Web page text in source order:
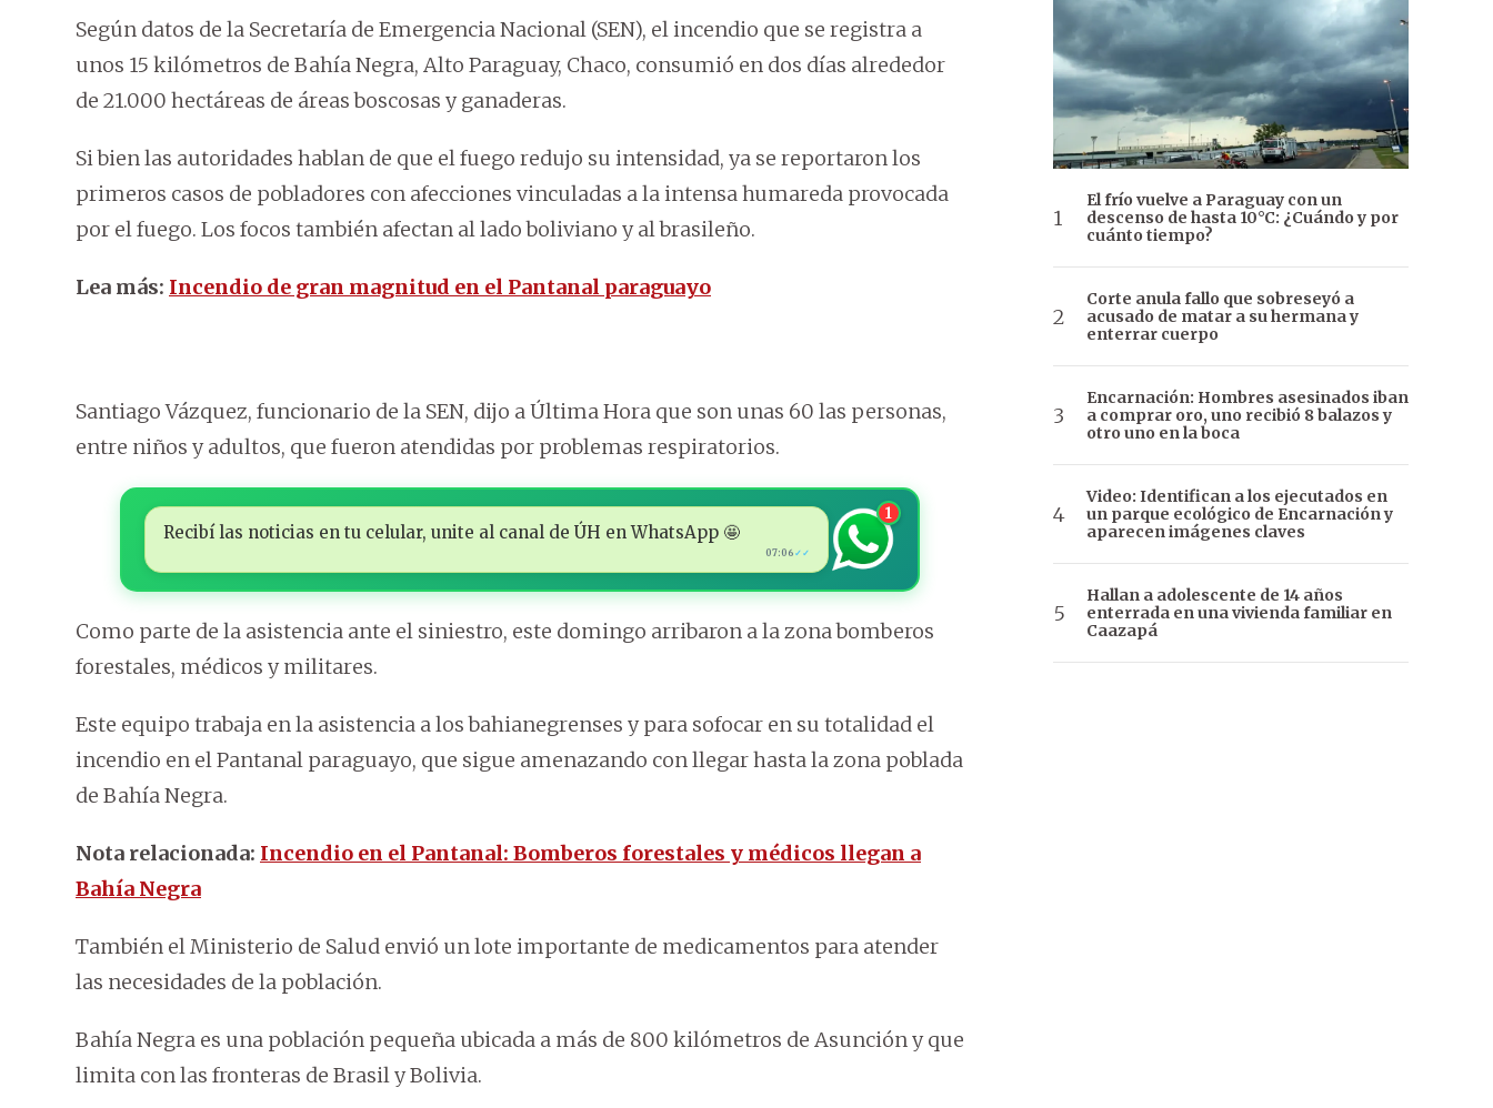
Según datos de la Secretaría de Emergencia Nacional (SEN), el incendio que se registra a
unos 15 kilómetros de Bahía Negra, Alto Paraguay, Chaco, consumió en dos días alrededor
de 21.000 hectáreas de áreas boscosas y ganaderas.
Si bien las autoridades hablan de que el fuego redujo su intensidad, ya se reportaron los
primeros casos de pobladores con afecciones vinculadas a la intensa humareda provocada
por el fuego. Los focos también afectan al lado boliviano y al brasileño.
Lea más: Incendio de gran magnitud en el Pantanal paraguayo
Santiago Vázquez, funcionario de la SEN, dijo a Última Hora que son unas 60 las personas,
entre niños y adultos, que fueron atendidas por problemas respiratorios.
Recibí las noticias en tu celular, unite al canal de ÚH en WhatsApp 🤩
07:06 ✓✓
1
Como parte de la asistencia ante el siniestro, este domingo arribaron a la zona bomberos
forestales, médicos y militares.
Este equipo trabaja en la asistencia a los bahianegrenses y para sofocar en su totalidad el
incendio en el Pantanal paraguayo, que sigue amenazando con llegar hasta la zona poblada
de Bahía Negra.
Nota relacionada: Incendio en el Pantanal: Bomberos forestales y médicos llegan a
Bahía Negra
También el Ministerio de Salud envió un lote importante de medicamentos para atender
las necesidades de la población.
Bahía Negra es una población pequeña ubicada a más de 800 kilómetros de Asunción y que
limita con las fronteras de Brasil y Bolivia.
El frío vuelve a Paraguay con un
descenso de hasta 10°C: ¿Cuándo y por
cuánto tiempo?
Corte anula fallo que sobreseyó a
acusado de matar a su hermana y
enterrar cuerpo
Encarnación: Hombres asesinados iban
a comprar oro, uno recibió 8 balazos y
otro uno en la boca
Video: Identifican a los ejecutados en
un parque ecológico de Encarnación y
aparecen imágenes claves
Hallan a adolescente de 14 años
enterrada en una vivienda familiar en
Caazapá